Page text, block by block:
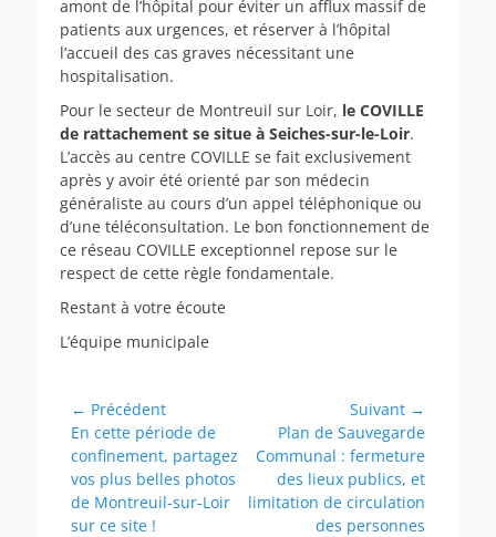
amont de l’hôpital pour éviter un afflux massif de
patients aux urgences, et réserver à l’hôpital
l’accueil des cas graves nécessitant une
hospitalisation.
Pour le secteur de Montreuil sur Loir, le COVILLE
de rattachement se situe à Seiches-sur-le-Loir.
L’accès au centre COVILLE se fait exclusivement
après y avoir été orienté par son médecin
généraliste au cours d’un appel téléphonique ou
d’une téléconsultation. Le bon fonctionnement de
ce réseau COVILLE exceptionnel repose sur le
respect de cette règle fondamentale.
Restant à votre écoute
L’équipe municipale
Navigation
de
l’article
← Précédent
Article
précédent :
En cette période de
confinement, partagez
vos plus belles photos
de Montreuil-sur-Loir
sur ce site !
Suivant →
Article
suivant :
Plan de Sauvegarde
Communal : fermeture
des lieux publics, et
limitation de circulation
des personnes